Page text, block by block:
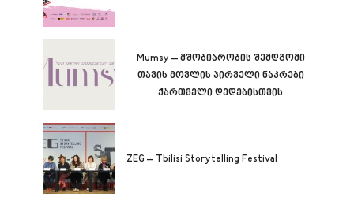
Mumsy – მშობიარობის შემდგომი
თავის მოვლის პირველი ნაკრები
ქართველი დედებისთვის
ZEG – Tbilisi Storytelling Festival